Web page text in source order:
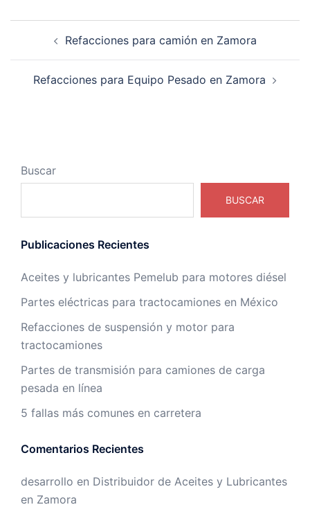
Refacciones para camión en Zamora
Refacciones para Equipo Pesado en Zamora
Buscar
BUSCAR
Publicaciones Recientes
Aceites y lubricantes Pemelub para motores diésel
Partes eléctricas para tractocamiones en México
Refacciones de suspensión y motor para
tractocamiones
Partes de transmisión para camiones de carga
pesada en línea
5 fallas más comunes en carretera
Comentarios Recientes
desarrollo en Distribuidor de Aceites y Lubricantes
en Zamora